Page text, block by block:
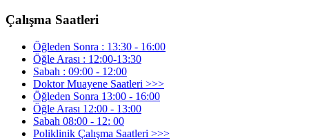
Çalışma Saatleri
Öğleden Sonra : 13:30 - 16:00
Öğle Arası : 12:00-13:30
Sabah : 09:00 - 12:00
Doktor Muayene Saatleri >>>
Öğleden Sonra 13:00 - 16:00
Öğle Arası 12:00 - 13:00
Sabah 08:00 - 12: 00
Poliklinik Çalışma Saatleri >>>